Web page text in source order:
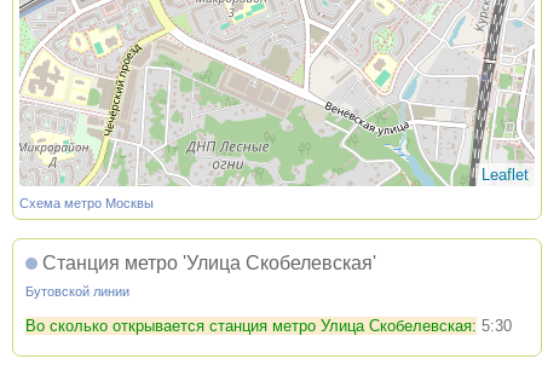
Leaflet
Схема метро Москвы
Станция метро 'Улица Скобелевская'
Бутовской линии
Во сколько открывается станция метро Улица Скобелевская: 5:30